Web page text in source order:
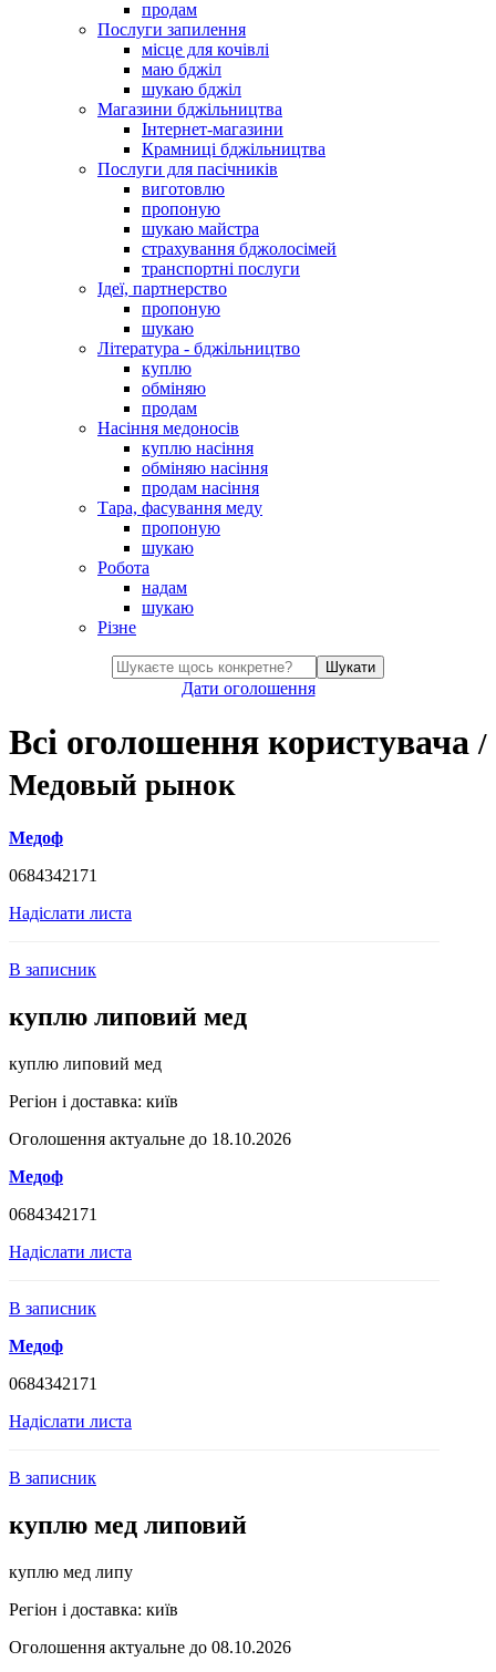
продам
Послуги запилення
місце для кочівлі
маю бджіл
шукаю бджіл
Магазини бджільництва
Інтернет-магазини
Крамниці бджільництва
Послуги для пасічників
виготовлю
пропоную
шукаю майстра
страхування бджолосімей
транспортні послуги
Ідеї, партнерство
пропоную
шукаю
Література - бджільництво
куплю
обміняю
продам
Насіння медоносів
куплю насіння
обміняю насіння
продам насіння
Тара, фасування меду
пропоную
шукаю
Робота
надам
шукаю
Різне
Шукати
Дати оголошення
Всі оголошення користувача/
Медовый рынок
Медоф
0684342171
Надіслати листа
В записник
куплю липовий мед
куплю липовий мед
Регіон і доставка: київ
Оголошення актуальне до 18.10.2026
Медоф
0684342171
Надіслати листа
В записник
Медоф
0684342171
Надіслати листа
В записник
куплю мед липовий
куплю мед липу
Регіон і доставка: київ
Оголошення актуальне до 08.10.2026